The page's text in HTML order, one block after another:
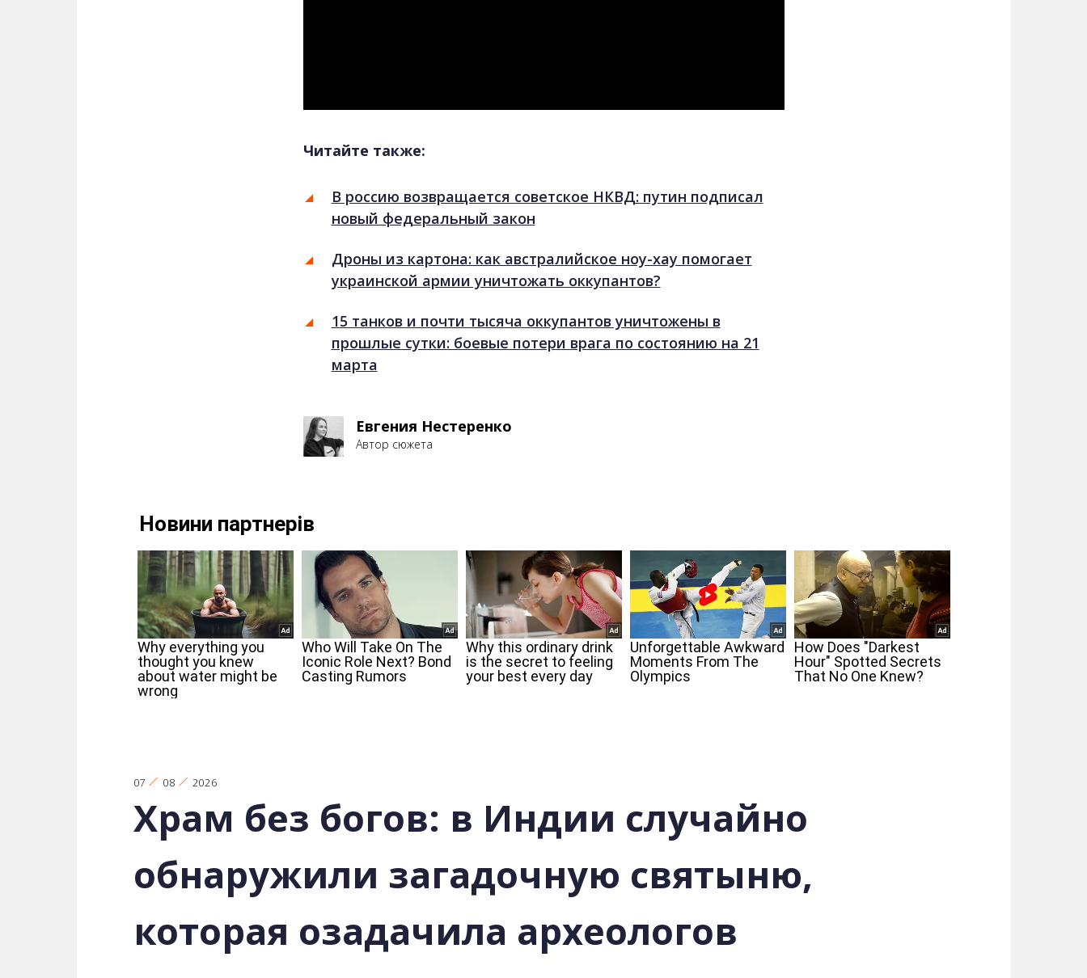
Читайте также:
В россию возвращается советское НКВД: путин подписал
новый федеральный закон
Дроны из картона: как австралийское ноу-хау помогает
украинской армии уничтожать оккупантов?
15 танков и почти тысяча оккупантов уничтожены в
прошлые сутки: боевые потери врага по состоянию на 21
марта
Евгения Нестеренко
Автор сюжета
07 08 2026
Храм без богов: в Индии случайно
обнаружили загадочную святыню,
которая озадачила археологов